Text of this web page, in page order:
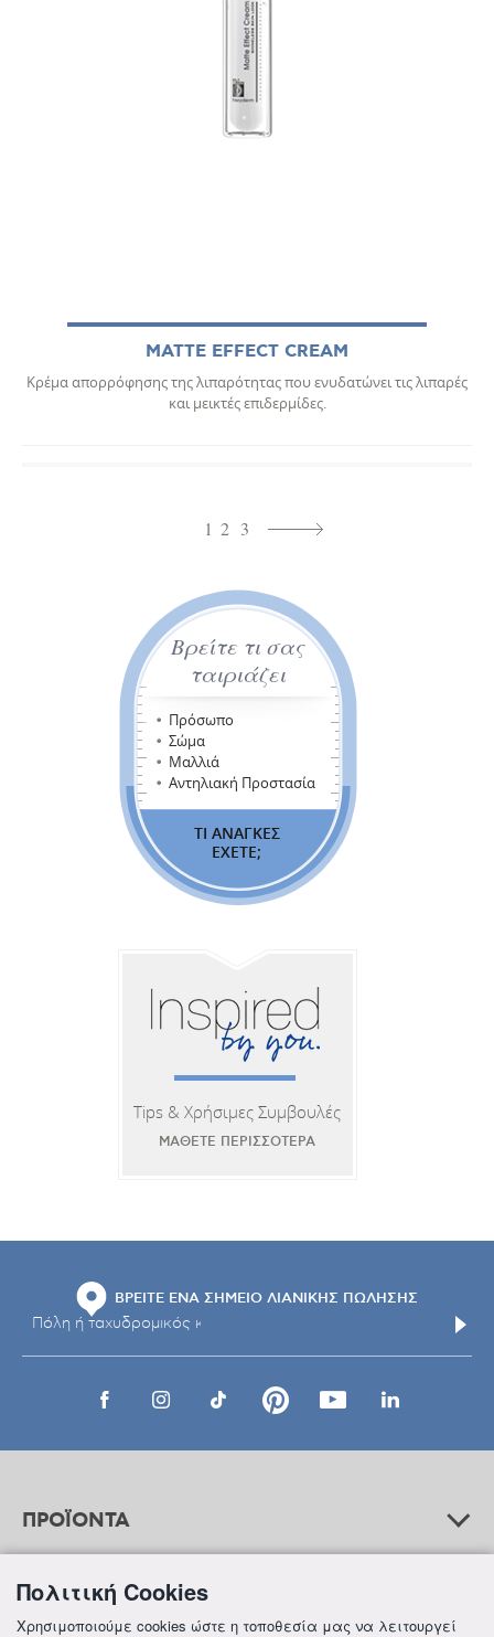
MATTE EFFECT CREAM
Κρέμα απορρόφησης της λιπαρότητας που ενυδατώνει τις λιπαρές
και μεικτές επιδερμίδες.
1 2 3
Βρείτε τι σας
ταιριάζει
Πρόσωπο
Σώμα
Μαλλιά
Αντηλιακή Προστασία
ΤΙ ΑΝΑΓΚΕΣ
ΕΧΕΤΕ;
Tips & Χρήσιμες Συμβουλές
ΜΑΘΕΤΕ ΠΕΡΙΣΣΟΤΕΡΑ
ΒΡΕΙΤΕ ΕΝΑ ΣΗΜΕΙΟ ΛΙΑΝΙΚΗΣ ΠΩΛΗΣΗΣ
ΠΡΟΪΟΝΤΑ
ΒΟΗΘΕΙΑ
Πολιτική Cookies
Χρησιμοποιούμε cookies ώστε η τοποθεσία μας να λειτουργεί